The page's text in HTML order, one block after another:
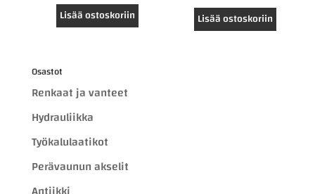
Lisää ostoskoriin Lisää ostoskoriin
Osastot
Renkaat ja vanteet
Hydrauliikka
Työkalulaatikot
Perävaunun akselit